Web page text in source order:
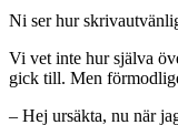
Ni ser hur
Vi vet inte hur själva
gick till. Men
– Hej ursäkta, nu när